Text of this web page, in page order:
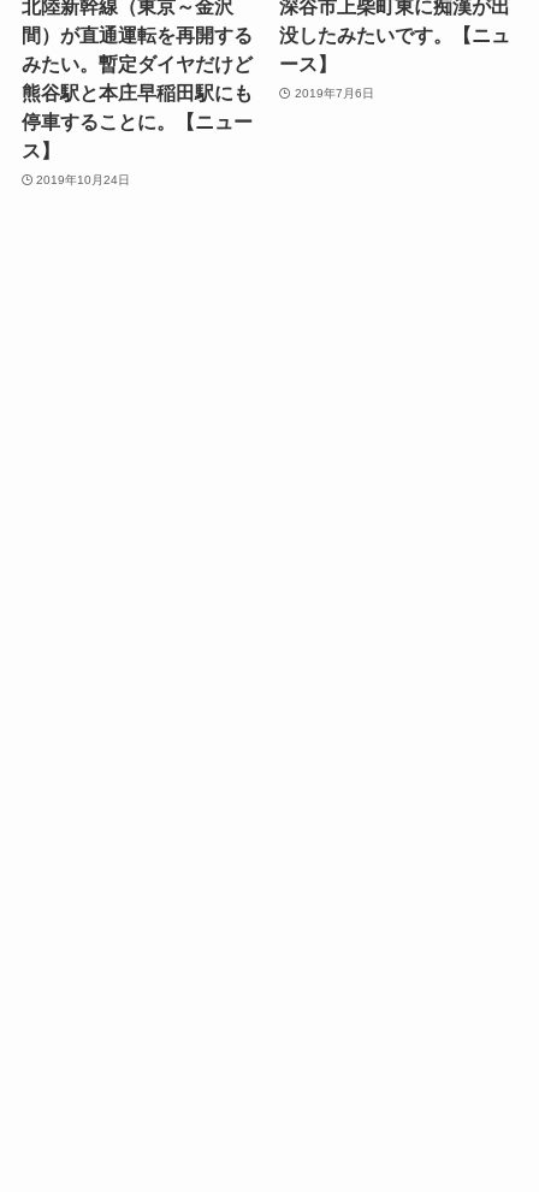
北陸新幹線（東京～金沢
間）が直通運転を再開する
みたい。暫定ダイヤだけど
熊谷駅と本庄早稲田駅にも
停車することに。【ニュー
ス】
2019年10月24日
深谷市上柴町東に痴漢が出
没したみたいです。【ニュ
ース】
2019年7月6日